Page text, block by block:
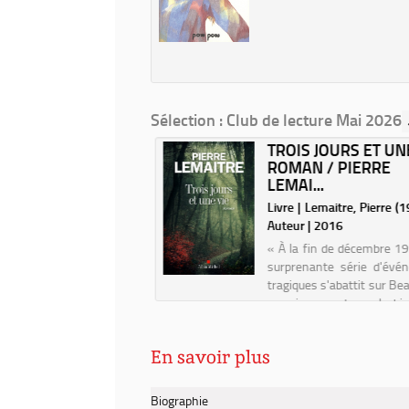
Sélection : Club de lecture Mai 2026
TROIS JOURS ET
ROMAN / PIERRE
LEMAI...
Livre | Lemaitre, Pierre
Auteur | 2016
« À la fin de décembre
surprenante série
tragiques s'abattit sur
premier rang desquels,
couverte de forêts,
En savoir plus
Biographie